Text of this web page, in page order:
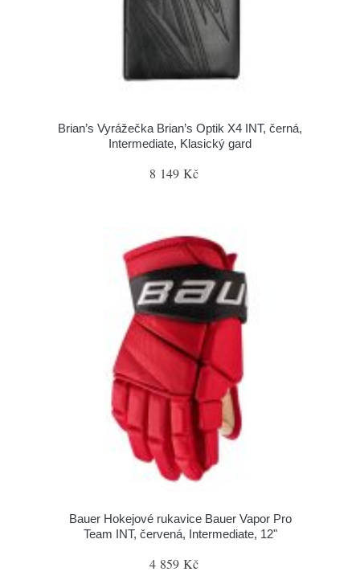
Brian’s Vyrážečka Brian’s Optik X4 INT, černá,
Intermediate, Klasický gard
8 149 Kč
Bauer Hokejové rukavice Bauer Vapor Pro
Team INT, červená, Intermediate, 12"
4 859 Kč